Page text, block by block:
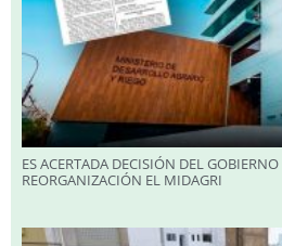
ES ACERTADA DECISIÓN DEL
REORGANIZACIÓN EL MIDAGRI